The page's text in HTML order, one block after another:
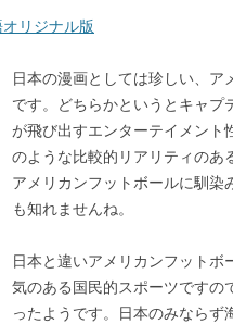
リジナル版
日本の漫画としては珍しい、ア
です。どちらかというとキャプ
が飛び出すエンターテイメント
のような比較的リアリティのあ
アメリカンフットボールに馴染
も知れませんね。
日本と違いアメリカンフットボ
気のある国民的スポーツですの
ったようです。日本のみならず